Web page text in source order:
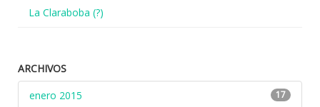
La Claraboba (?)
ARCHIVOS
enero 2015
17